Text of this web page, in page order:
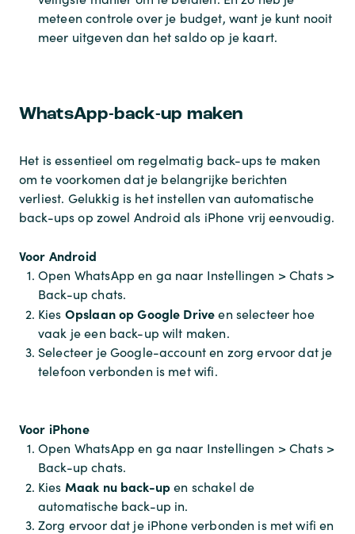
meteen controle over je budget, want je kunt nooit
meer uitgeven dan het saldo op je kaart.
WhatsApp-back-up maken
Het is essentieel om regelmatig back-ups te maken
om te voorkomen dat je belangrijke berichten
verliest. Gelukkig is het instellen van automatische
back-ups op zowel Android als iPhone vrij eenvoudig.
Voor Android
Open WhatsApp en ga naar Instellingen > Chats >
Back-up chats.
Kies Opslaan op Google Driveen selecteer hoe
vaak je een back-up wilt maken.
Selecteer je Google-account en zorg ervoor dat je
telefoon verbonden is met wifi.
Voor iPhone
Open WhatsApp en ga naar Instellingen > Chats >
Back-up chats.
Kies Maak nu back-upen schakel de
automatische back-up in.
Zorg ervoor dat je iPhone verbonden is met wifi en